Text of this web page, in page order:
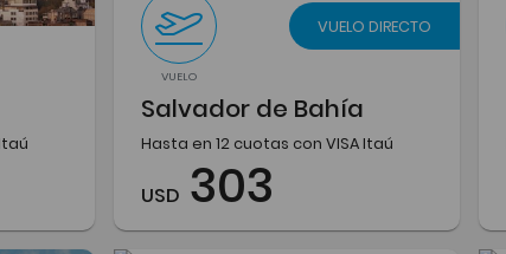
VUELO
VUELO DIRECTO
Salvador de Bahía
Hasta en 12 cuotas con VISA Itaú
USD 303